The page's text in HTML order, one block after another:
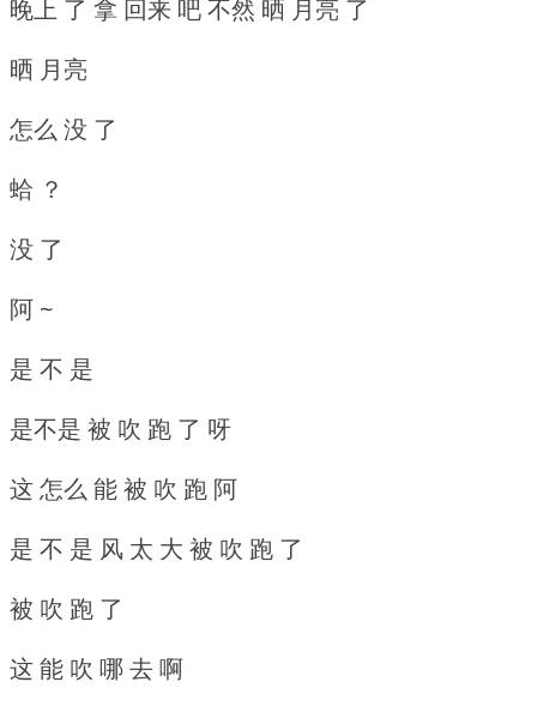
晚上 了 拿 回来 吧 不然 晒 月亮 了
晒 月亮
怎么 没 了
蛤 ？
没 了
阿 ~
是 不 是
是不是 被 吹 跑 了 呀
这 怎么 能 被 吹 跑 阿
是 不 是 风 太 大 被 吹 跑 了
被 吹 跑 了
这 能 吹 哪 去 啊